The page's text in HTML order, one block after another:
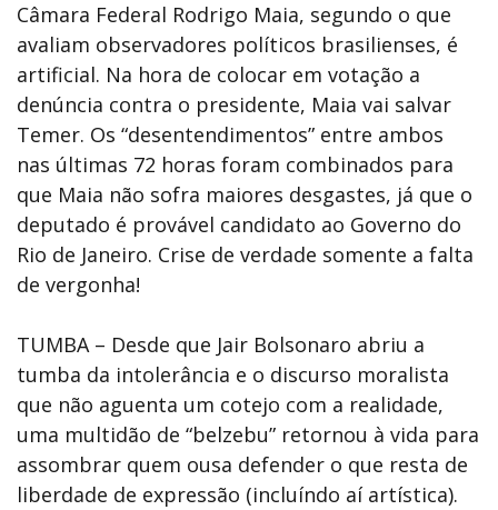
Câmara Federal Rodrigo Maia, segundo o que
avaliam observadores políticos brasilienses, é
artificial. Na hora de colocar em votação a
denúncia contra o presidente, Maia vai salvar
Temer. Os “desentendimentos” entre ambos
nas últimas 72 horas foram combinados para
que Maia não sofra maiores desgastes, já que o
deputado é provável candidato ao Governo do
Rio de Janeiro. Crise de verdade somente a falta
de vergonha!
TUMBA – Desde que Jair Bolsonaro abriu a
tumba da intolerância e o discurso moralista
que não aguenta um cotejo com a realidade,
uma multidão de “belzebu” retornou à vida para
assombrar quem ousa defender o que resta de
liberdade de expressão (incluíndo aí artística).